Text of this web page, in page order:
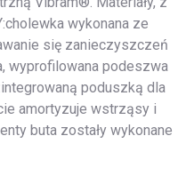
wykonana ze
się zanieczyszczeń
wyprofilowana podeszwa
poduszką dla
amortyzuje wstrząsy i
buta zostały wykonane